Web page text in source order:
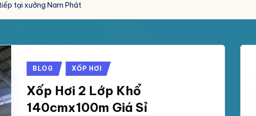
tại xưởng Nam Phát
Posted
BLOG XỐP HƠI
Xốp Hơi 2 Lớp Khổ
140cmx100m Giá Sỉ